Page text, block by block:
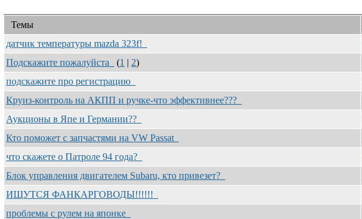
Темы
датчик температуры mazda 323f!
Подскажите пожалуйста
(1 | 2)
подскажите про регистрацию
Круиз-контроль на АКПП и ручке-что эффективнее???
Аукционы в Япе и Германии??
Кто поможет с запчастями на VW Passat
что скажете о Патроле 94 года?
Блок управления двигателем Subaru, кто привезет?
ИЩУТСЯ ФАНКАРГОВОДЫ!!!!!!
проблемы c рулем на японке